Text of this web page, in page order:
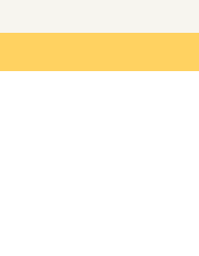
しています◎
ざいます）
環境です♪
！
アップ！